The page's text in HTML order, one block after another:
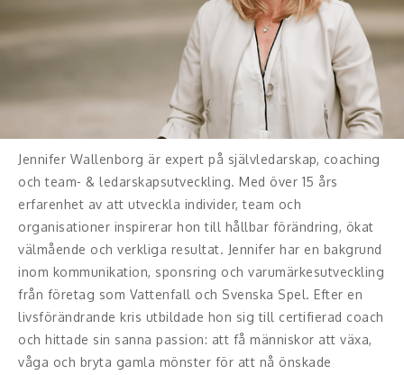
Jennifer Wallenborg är expert på självledarskap, coaching
och team- & ledarskapsutveckling. Med över 15 års
erfarenhet av att utveckla individer, team och
organisationer inspirerar hon till hållbar förändring, ökat
välmående och verkliga resultat. Jennifer har en bakgrund
inom kommunikation, sponsring och varumärkesutveckling
från företag som Vattenfall och Svenska Spel. Efter en
livsförändrande kris utbildade hon sig till certifierad coach
och hittade sin sanna passion: att få människor att växa,
våga och bryta gamla mönster för att nå önskade